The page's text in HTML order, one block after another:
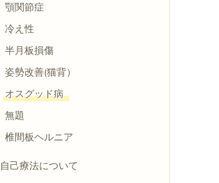
顎関節症
冷え性
半月板損傷
姿勢改善(猫背）
オスグッド病
無題
椎間板ヘルニア
自己療法について